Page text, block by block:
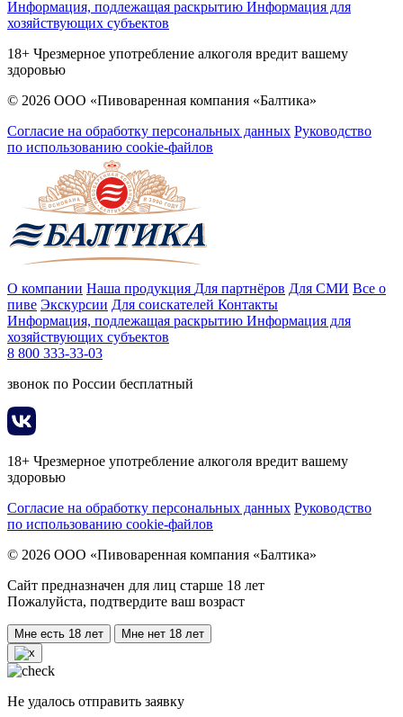
Информация, подлежащая раскрытию Информация для
хозяйствующих субъектов
18+ Чрезмерное употребление алкоголя вредит вашему
здоровью
© 2026 ООО «Пивоваренная компания «Балтика»
Согласие на обработку персональных данных Руководство
по использованию cookie-файлов
О компании Наша продукция Для партнёров Для СМИ Все о
пиве Экскурсии Для соискателей Контакты
Информация, подлежащая раскрытию Информация для
хозяйствующих субъектов
8 800 333-33-03
звонок по России бесплатный
18+ Чрезмерное употребление алкоголя вредит вашему
здоровью
Согласие на обработку персональных данных Руководство
по использованию cookie-файлов
© 2026 ООО «Пивоваренная компания «Балтика»
Сайт предназначен для лиц старше 18 лет
Пожалуйста, подтвердите ваш возраст
Мне есть 18 лет Мне нет 18 лет
Не удалось отправить заявку